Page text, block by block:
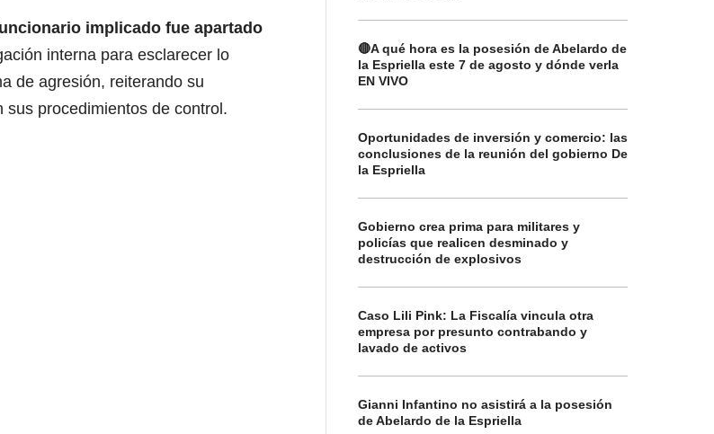
implicado fue apartado
interna para esclarecer lo
de agresión, reiterando su
procedimientos de control.
🔴A qué hora es la posesión de Abelardo de
la Espriella este 7 de agosto y dónde verla
EN VIVO
Oportunidades de inversión y comercio: las
conclusiones de la reunión del gobierno De
la Espriella
Gobierno crea prima para militares y
policías que realicen desminado y
destrucción de explosivos
Caso Lili Pink: La Fiscalía vincula otra
empresa por presunto contrabando y
lavado de activos
Gianni Infantino no asistirá a la posesión
de Abelardo de la Espriella